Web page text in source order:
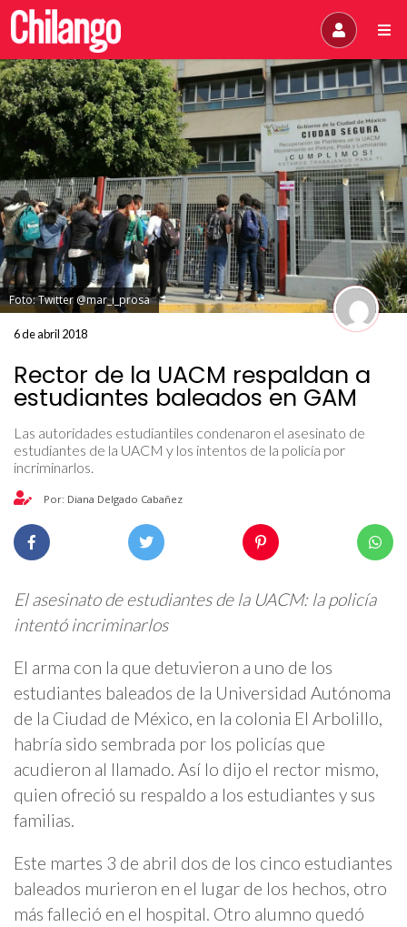
Foto: Twitter @mar_i_prosa
6 de abril 2018
Rector de la UACM respaldan a
estudiantes baleados en GAM
Las autoridades estudiantiles condenaron el asesinato de
estudiantes de la UACM y los intentos de la policía por
incriminarlos.
Por: Diana Delgado Cabañez
El asesinato de estudiantes de la UACM: la policía
intentó incriminarlos
El arma con la que detuvieron a uno de los
estudiantes baleados de la Universidad Autónoma
de la Ciudad de México, en la colonia El Arbolillo,
habría sido sembrada por los policías que
acudieron al llamado. Así lo dijo el rector mismo,
quien ofreció su respaldo a los estudiantes y sus
familias.
Este martes 3 de abril dos de los cinco estudiantes
baleados murieron en el lugar de los hechos, otro
más falleció en el hospital. Otro alumno quedó